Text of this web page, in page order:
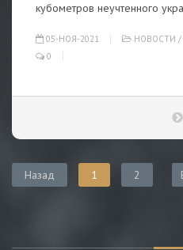
кубометров неучтенного
05-НОЯ-2021 НОВОСТИ /
0
Назад 1 2